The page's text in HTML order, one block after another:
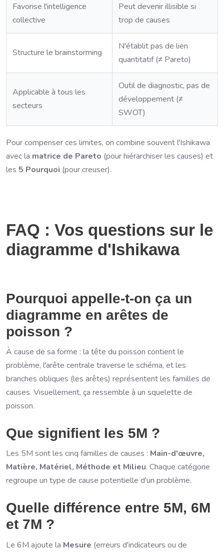
Favorise l'intelligence
collective
Peut devenir illisible si
trop de causes
Structure le brainstorming
N'établit pas de lien
quantitatif (≠ Pareto)
Applicable à tous les
secteurs
Outil de diagnostic, pas de
développement (≠
SWOT)
Pour compenser ces limites, on combine souvent l'Ishikawa
avec la matrice de Pareto (pour hiérarchiser les causes) et
les 5 Pourquoi (pour creuser).
FAQ : Vos questions sur le
diagramme d'Ishikawa
Pourquoi appelle-t-on ça un
diagramme en arêtes de
poisson ?
À cause de sa forme : la tête du poisson contient le
problème, l'arête centrale traverse le schéma, et les
branches obliques (les arêtes) représentent les familles de
causes. Visuellement, ça ressemble à un squelette de
poisson.
Que signifient les 5M ?
Les 5M sont les cinq familles de causes : Main-d'œuvre,
Matière, Matériel, Méthode et Milieu. Chaque catégorie
regroupe un type de cause potentielle d'un problème.
Quelle différence entre 5M, 6M
et 7M ?
Le 6M ajoute la Mesure (erreurs d'indicateurs ou de